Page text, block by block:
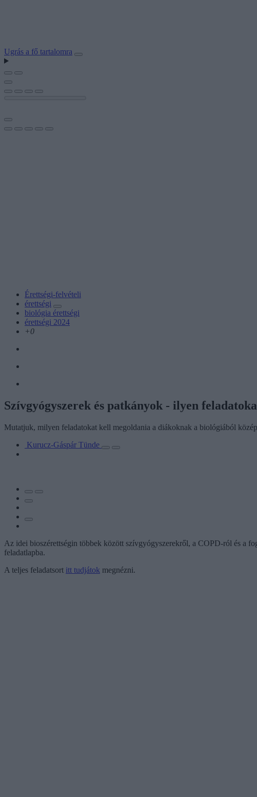
Ugrás a fő tartalomra
Érettségi-felvételi
érettségi
biológia érettségi
érettségi 2024
+0
Szívgyógyszerek és patkányok - ilyen
Mutatjuk, milyen feladatokat kell megoldania a diákoknak a biológiából
Kurucz-Gáspár Tünde
Az idei bioszérettségin többek között szívgyógyszerekről, a COPD-ról és a
feladatlapba.
A teljes feladatsort itt tudjátok megnézni.